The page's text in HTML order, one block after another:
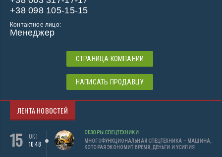
+38 098 105-15-15
Контактное лицо:
Менеджер
СТРАНИЦА КОМПАНИИ
НАПИСАТЬ ПРОДАВЦУ
ЛЕНТА НОВОСТЕЙ
15
ОКТ
10:48
ОБЗОРЫ СПЕЦТЕХНИКИ
МНОГОФУНКЦИОНАЛЬНАЯ СПЕЦТЕХНИКА – МАШИНА,
КОТОРАЯ ЭКОНОМИТ ВРЕМЯ, ДЕНЬГИ И УСИЛИЯ